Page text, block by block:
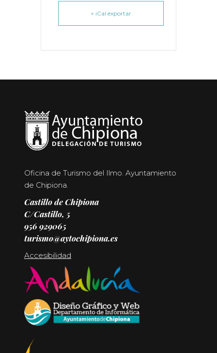
+ iCal exportar
Oficina de Turismo del Ilmo. Ayuntamiento
de Chipiona.
Castillo de Chipiona
C/Castillo, 5
956 929065
turismo@aytochipiona.es
Accesibilidad